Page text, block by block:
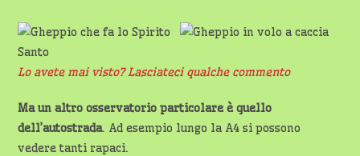
Lo avete mai visto? Lasciateci qualche commento
Ma un altro osservatorio particolare è quello
dell’autostrada. Ad esempio lungo la A4 si possono
vedere tanti rapaci.